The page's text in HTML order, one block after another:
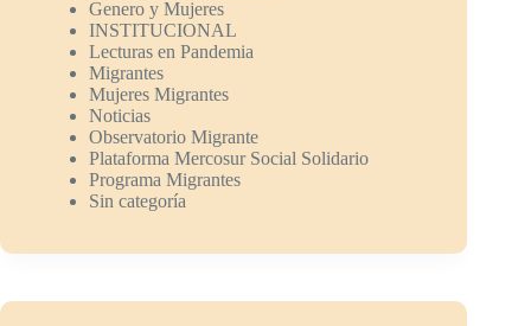
Genero y Mujeres
INSTITUCIONAL
Lecturas en Pandemia
Migrantes
Mujeres Migrantes
Noticias
Observatorio Migrante
Plataforma Mercosur Social Solidario
Programa Migrantes
Sin categoría